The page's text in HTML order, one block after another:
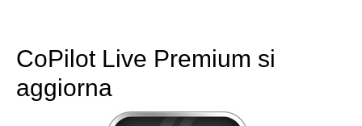
CoPilot Live Premium si
aggiorna